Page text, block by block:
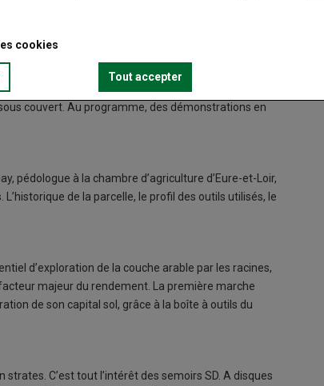
la FRCUMA Centre-Val de Loire a organisé, le 2
couvert. Au programme, des démonstrations en
pédologue à la chambre d’agriculture d’Eure-et-Loir,
de la parcelle, le profil des outils utilisés, le
d’exploration de la couche arable par les racines,
majeur du rendement. La première marche
de son capital sol, grâce à la boîte à outils du
C’est tout l’intérêt des semoirs SD. A disques
cookies
Tout accepter